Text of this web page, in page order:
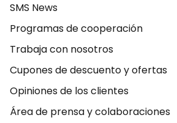
SMS News
Programas de cooperación
Trabaja con nosotros
Cupones de descuento y ofertas
Opiniones de los clientes
Área de prensa y colaboraciones